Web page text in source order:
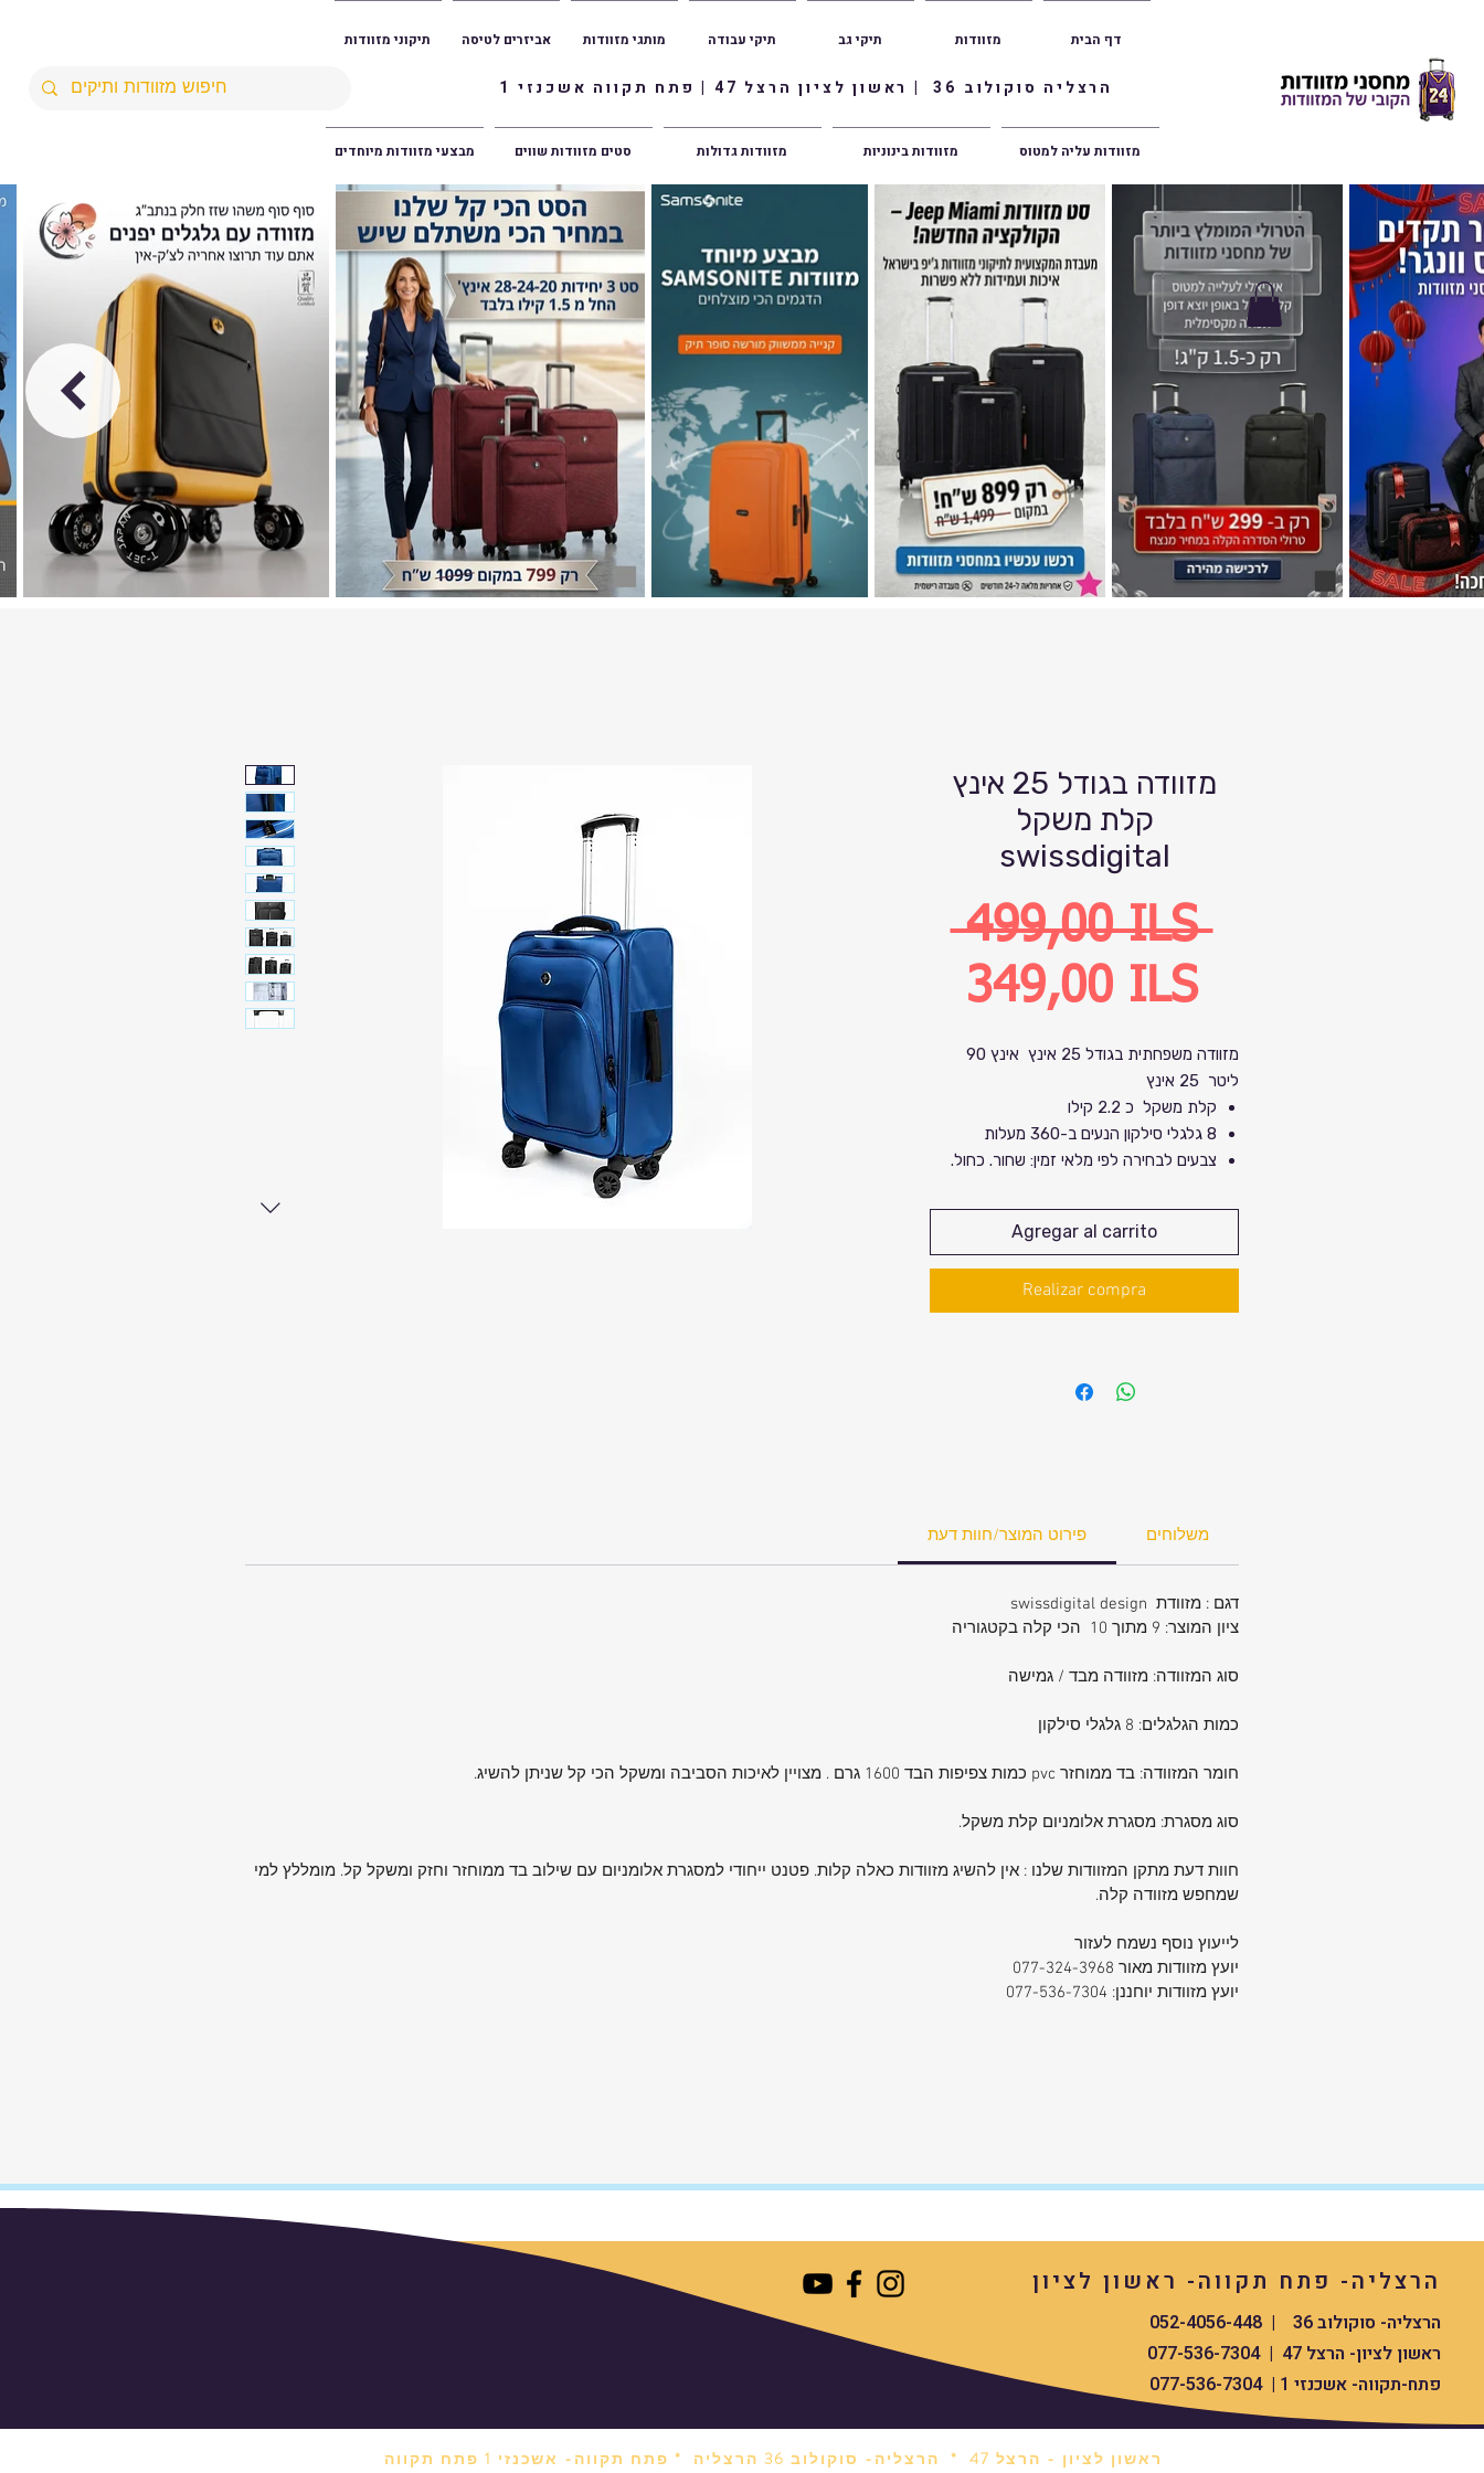
הרצליה סוקולוב 36 | ראשון לציון הרצל 47 | פתח תקווה אשכנזי 1
תיקוני מזוודות אביזרים לטיסה מותגי מזוודות תיקי עבודה תיקי גב מזוודות דף הבית
מבצעי מזוודות מיוחדים סטים מזוודות שווים מזוודות גדולות מזוודות בינוניות מזוודות עליה למטוס
מזוודה בגודל 25 אינץ
קלת משקל
swissdigital
499,00 ILS Precio
349,00 ILSPrecio
de
oferta
מזוודה משפחתית בגודל 25 אינץ אינץ 90
ליטר 25 אינץ
קלת משקל כ 2.2 קילו
8 גלגלי סילקון הנעים ב-360 מעלות
צבעים לבחירה לפי מלאי זמין: שחור. כחול.
מידות: גובה 67 ס"מ, רוחב 49 ס"מ, עומק
מותג מקורי swissdigital design עם
מספר רשום בישראל ואחריות .
Agregar al carrito
Realizar compra
פירוט המוצר/חוות דעת משלוחים
דגם : מזוודת swissdigital design
ציון המוצר: 9 מתוך 10 הכי קלה בקטגוריה
סוג המזוודה: מזוודה מבד / גמישה
כמות הגלגלים: 8 גלגלי סילקון
חומר המזוודה: בד ממוחזר pvc כמות צפיפות הבד 1600 גרם . מצויין לאיכות הסביבה ומשקל הכי קל שניתן להשיג.
סוג מסגרת: מסגרת אלומניום קלת משקל.
חוות דעת מתקן המזוודות שלנו : אין להשיג מזוודות כאלה קלות. פטנט ייחודי למסגרת אלומניום עם שילוב בד ממוחזר וחזק ומשקל קל. מומללץ למי
שמחפש מזוודה קלה.
לייעוץ נוסף נשמח לעזור
יועץ מזוודות מאור 077-324-3968
יועץ מזוודות יוחננן: 077-536-7304
הרצליה- פתח תקווה- ראשון לציון
הרצליה- סוקולוב 36 | 052-4056-448
ראשון לציון- הרצל 47 | 077-536-7304
פתח-תקווה- אשכנזי 1 | 077-536-7304
ראשון לציון - הרצל 47 * הרצליה- סוקולוב 36 הרצליה * פתח תקווה- אשכנזי 1 פתח תקווה